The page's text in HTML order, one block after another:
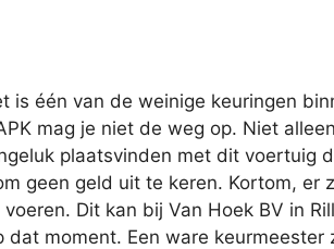
is één van de weinige keuringen
mag je niet de weg op. Niet
plaatsvinden met dit voertuig
geen geld uit te keren. Kortom, er
Dit kan bij Van Hoek BV in
moment. Een ware keurmeester